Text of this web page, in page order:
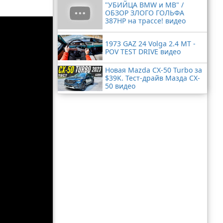
"УБИЙЦА BMW и MB" /
ОБЗОР ЗЛОГО ГОЛЬФА
387HP на трассе! видео
1973 GAZ 24 Volga 2.4 MT -
POV TEST DRIVE видео
Новая Mazda CX-50 Turbo за
$39K. Тест-драйв Мазда CX-
50 видео